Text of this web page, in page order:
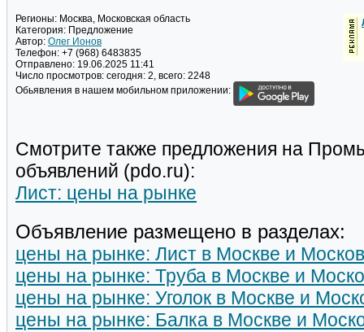
Регионы: Москва, Московская область
Категория: Предложение
Автор: Олег Ионов
Телефон: +7 (968) 6483835
Отправлено: 19.06.2025 11:41
Число просмотров: сегодня: 2, всего: 2248
Обьявления в нашем мобильном приложении:
Смотрите также предложения на
объявлений (pdo.ru):
Лист: цены на рынке
Объявление размещено в разделах:
цены на рынке: Лист в Москве и
цены на рынке: Труба в Москве и
цены на рынке: Уголок в Москве и
цены на рынке: Балка в Москве и